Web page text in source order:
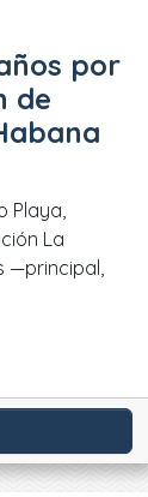
por
de
Playa,
La
—principal,